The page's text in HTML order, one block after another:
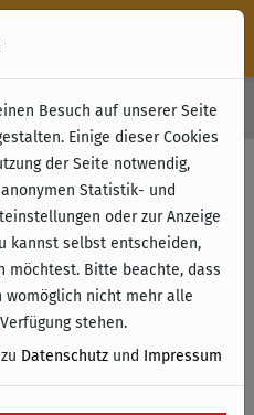
49 € (innerhalb Deutschlands)
Besuch auf unserer Seite
Einige dieser Cookies
der Seite notwendig,
Statistik- und
oder zur Anzeige
kannst selbst entscheiden,
möchtest. Bitte beachte, dass
womöglich nicht mehr alle
stehen.
Datenschutz und Impressum